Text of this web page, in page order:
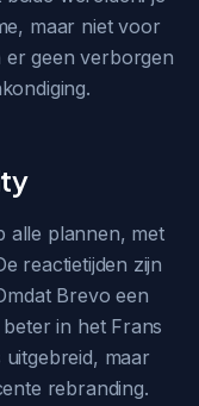
maar niet voor
er geen verborgen
alle plannen, met
reactietijden zijn
Brevo een
in het Frans
maar
rebranding.